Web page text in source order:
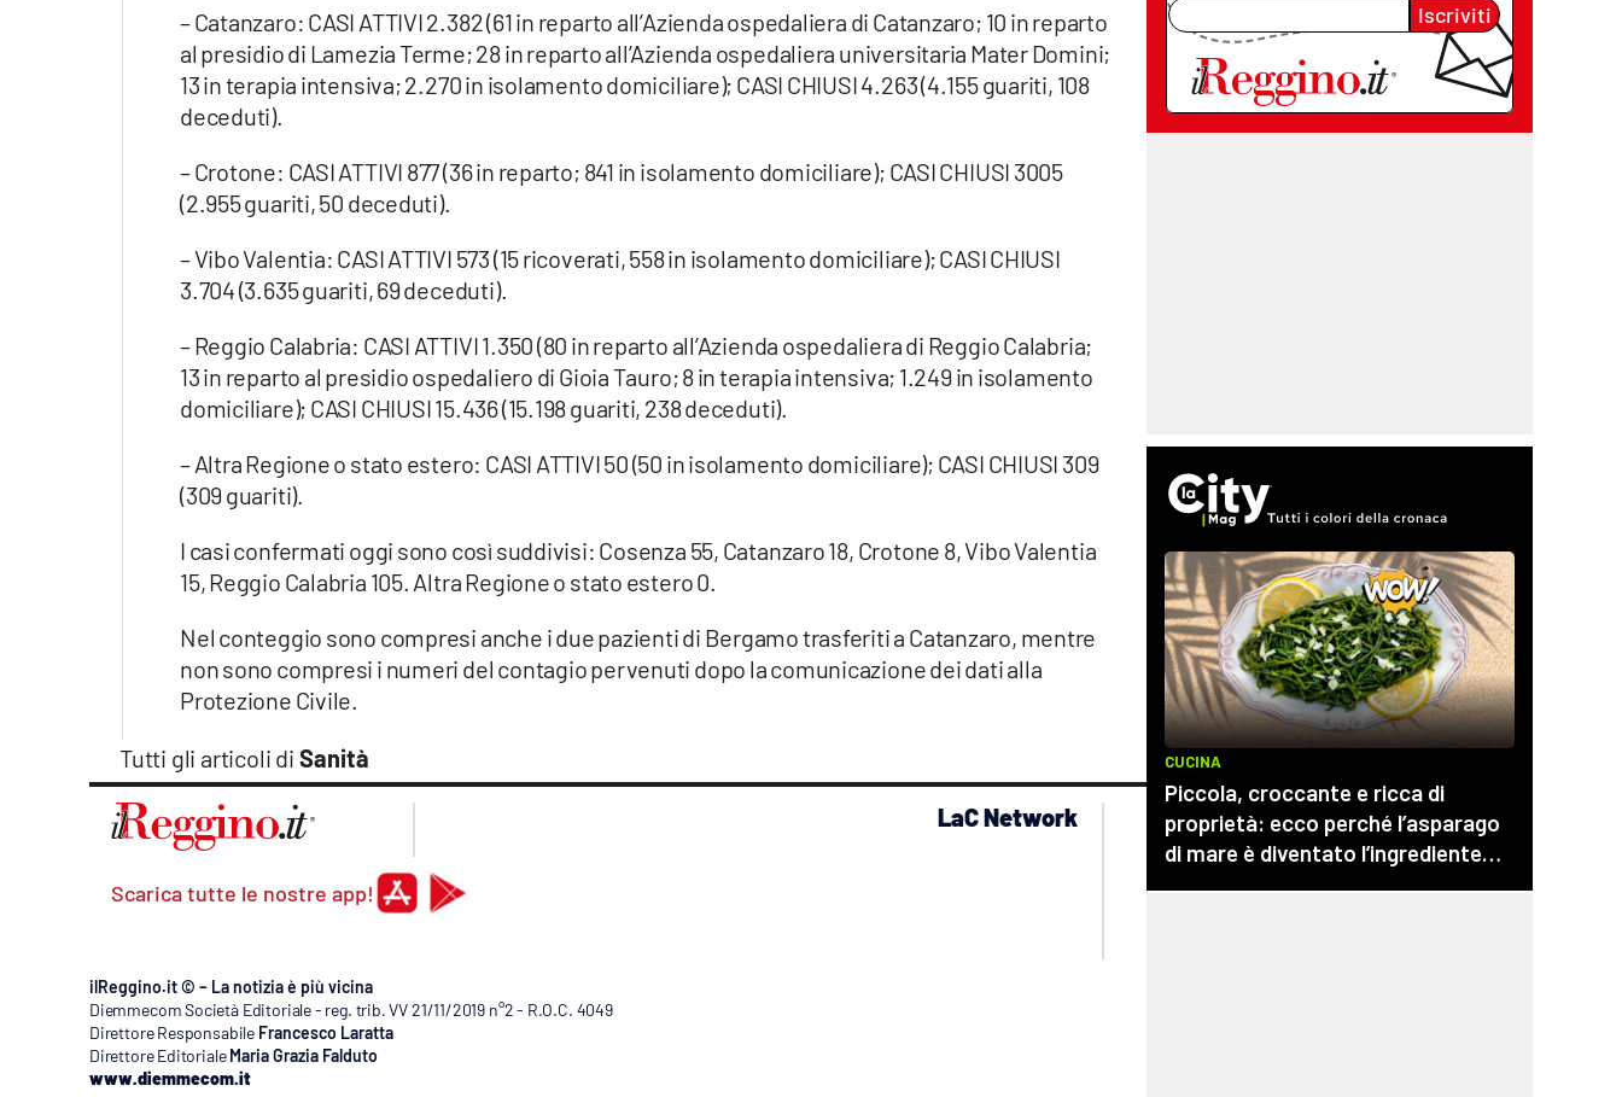
Tutti gli articoli di Sanità
– Catanzaro: CASI ATTIVI 2.382 (61 in reparto all’Azienda ospedaliera di Catanzaro; 10 in reparto
al presidio di Lamezia Terme; 28 in reparto all’Azienda ospedaliera universitaria Mater Domini;
13 in terapia intensiva; 2.270 in isolamento domiciliare); CASI CHIUSI 4.263 (4.155 guariti, 108
deceduti).
– Crotone: CASI ATTIVI 877 (36 in reparto; 841 in isolamento domiciliare); CASI CHIUSI 3005
(2.955 guariti, 50 deceduti).
– Vibo Valentia: CASI ATTIVI 573 (15 ricoverati, 558 in isolamento domiciliare); CASI CHIUSI
3.704 (3.635 guariti, 69 deceduti).
– Reggio Calabria: CASI ATTIVI 1.350 (80 in reparto all’Azienda ospedaliera di Reggio Calabria;
13 in reparto al presidio ospedaliero di Gioia Tauro; 8 in terapia intensiva; 1.249 in isolamento
domiciliare); CASI CHIUSI 15.436 (15.198 guariti, 238 deceduti).
– Altra Regione o stato estero: CASI ATTIVI 50 (50 in isolamento domiciliare); CASI CHIUSI 309
(309 guariti).
I casi confermati oggi sono così suddivisi: Cosenza 55, Catanzaro 18, Crotone 8, Vibo Valentia
15, Reggio Calabria 105. Altra Regione o stato estero 0.
Nel conteggio sono compresi anche i due pazienti di Bergamo trasferiti a Catanzaro, mentre
non sono compresi i numeri del contagio pervenuti dopo la comunicazione dei dati alla
Protezione Civile.
Iscriviti
Scarica tutte le nostre app!
LaC Network
lacplay.it
lactv.it
lacitymag.it
lacapitalenews.it
cosenzachannel.it
ilReggino.it © – La notizia è più vicina
Diemmecom Società Editoriale - reg. trib. VV 21/11/2019 n°2 - R.O.C. 4049
Direttore Responsabile Francesco Laratta
Direttore Editoriale Maria Grazia Falduto
www.diemmecom.it